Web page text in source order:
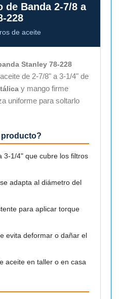
de Banda 2-7/8 a
228
de aceite
Stanley 78-228
de 2-7/8" a 3-1/4" de
y mango firme
uniforme para soltarlo
producto?
3-1/4" que cubre los filtros
adapta al diámetro del
para aplicar torque
evita deformar o dañar el
aceite en taller o en casa